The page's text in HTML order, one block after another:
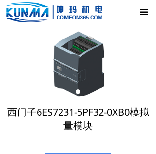
끀
首页
西门子6ES7231-5PF32-0XB0模拟
量模块